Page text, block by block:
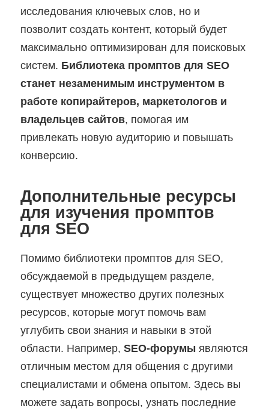
исследования ключевых слов, но и
позволит создать контент, который будет
максимально оптимизирован для поисковых
систем. Библиотека промптов для SEO
станет незаменимым инструментом в
работе копирайтеров, маркетологов и
владельцев сайтов, помогая им
привлекать новую аудиторию и повышать
конверсию.
Дополнительные ресурсы
для изучения промптов
для SEO
Помимо библиотеки промптов для SEO,
обсуждаемой в предыдущем разделе,
существует множество других полезных
ресурсов, которые могут помочь вам
углубить свои знания и навыки в этой
области. Например, SEO-форумы являются
отличным местом для общения с другими
специалистами и обмена опытом. Здесь вы
можете задать вопросы, узнать последние